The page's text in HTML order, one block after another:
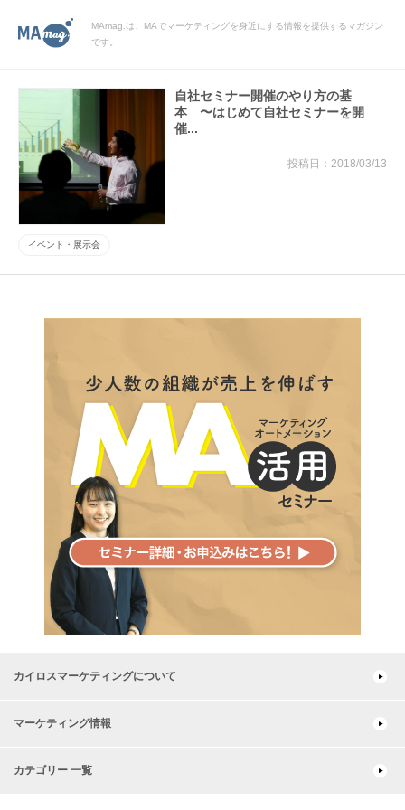
MAmag.は、MAでマーケティングを身近にする情報を提供するマガジン
です。
自社セミナー開催のやり方の基
本 〜はじめて自社セミナーを開
催...
2018/03/13
イベント・展示会
カイロスマーケティングについて
マーケティング情報
カテゴリー 一覧